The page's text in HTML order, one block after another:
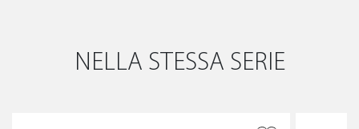
NELLA STESSA SERIE